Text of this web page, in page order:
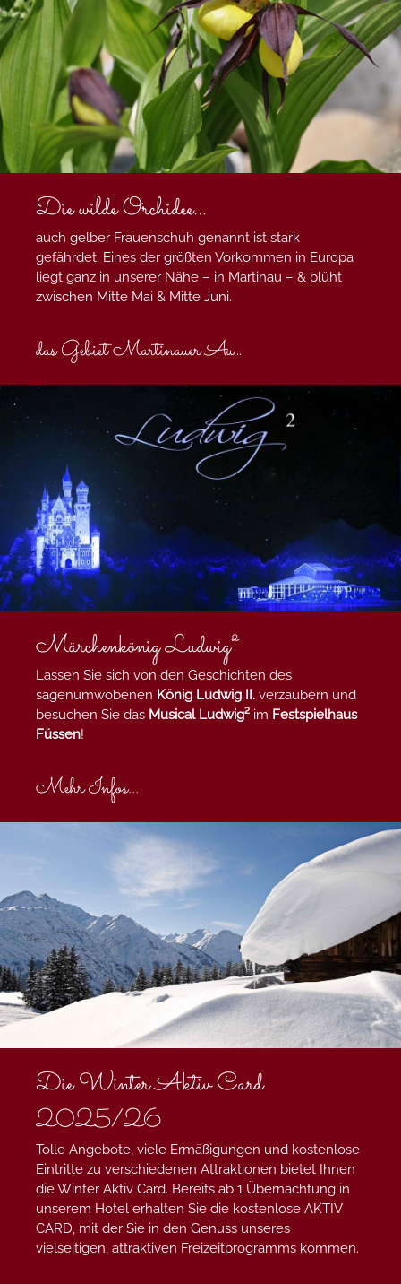
Die wilde Orchidee...
auch gelber Frauenschuh genannt ist stark
gefährdet. Eines der größten Vorkommen in Europa
liegt ganz in unserer Nähe – in Martinau – & blüht
zwischen Mitte Mai & Mitte Juni.
das Gebiet Martinauer Au...
Märchenkönig Ludwig²
Lassen Sie sich von den Geschichten des
sagenumwobenen König Ludwig II. verzaubern und
besuchen Sie das Musical Ludwig² im Festspielhaus
Füssen!
Mehr Infos...
Die Winter Aktiv Card
2025/26
Tolle Angebote, viele Ermäßigungen und kostenlose
Eintritte zu verschiedenen Attraktionen bietet Ihnen
die Winter Aktiv Card. Bereits ab 1 Übernachtung in
unserem Hotel erhalten Sie die kostenlose AKTIV
CARD, mit der Sie in den Genuss unseres
vielseitigen, attraktiven Freizeitprogramms kommen.